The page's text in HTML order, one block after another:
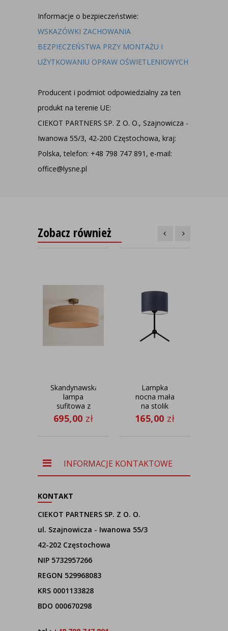
Informacje o bezpieczeństwie:
WSKAZÓWKI ZACHOWANIA
BEZPIECZEŃSTWA PRZY MONTAŻU I
UŻYTKOWANIU OPRAW OŚWIETLENIOWYCH
Producent i podmiot odpowiedzialny za ten
produkt na terenie UE:
CIEKOT PARTNERS SP. Z O. O., Szajnowicza -
Iwanowa 55/3, 42-200 Częstochowa, kraj:
Polska, telefon: +48 798 747 891, e-mail:
office@lysne.pl
Zobacz również
Skandynawska
lampa
sufitowa z
dużym
abażurem do
cm - kolor
orzechowy
695,00 zł
Lampka
nocna mała
na stolik
nocny na
trójnogu
165,00 zł
INFORMACJE KONTAKTOWE
KONTAKT
CIEKOT PARTNERS SP. Z O. O.
ul. Szajnowicza - Iwanowa 55/3
42-202 Częstochowa
NIP 5732957266
REGON 529968083
KRS 0001133828
BDO 000670298